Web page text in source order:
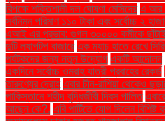
বিপক্ষে শক্তিশালী দল ঘোষণা মেসিদের এ আর
সর্বনিম্ন পরিমাণ ১১০ টাকা এবং সর্বোচ্চ ২
এআই এর প্রভাব: গুগল ৩০০০০ কর্মীকে
দুটি ল্যাপটপ বাজারে এক ম্যাচ হাতে রেখে
পর্যটকদের জন্য নতুন উদ্যোগ একটি আন্দোলন
একদিনে সর্বোচ্চ ওমরাহ যাত্রী প্রবাহের রেকর্ড
তারুণ্যের দ্রোহ এবার চীন-রাশিয়া থেকেও
পাকিস্তানে শহীদ বুদ্ধিজীবী দিবস পালিত
আছেন কে?. এবি পার্টিতে যোগ দিলেন